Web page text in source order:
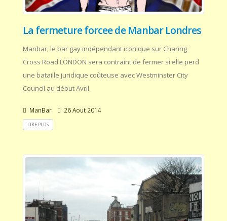
La fermeture forcee de Manbar Londres
Manbar, le bar gay indépendant iconique sur Charing
Cross Road LONDON sera contraint de fermer si elle perd
une bataille juridique coûteuse avec Westminster City
Council au début Avril.
ManBar 26 Aout 2014
LIRE PLUS